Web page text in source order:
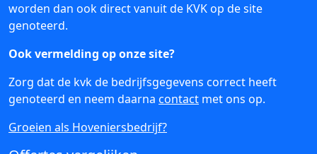
worden dan ook direct vanuit de KVK op de site
genoteerd.
Ook vermelding op onze site?
Zorg dat de kvk de bedrijfsgegevens correct heeft
genoteerd en neem daarna contact met ons op.
Groeien als Hoveniersbedrijf?